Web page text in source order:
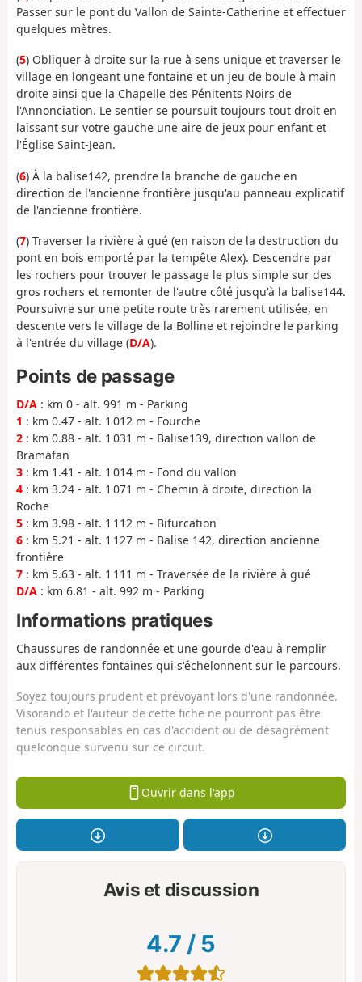
Passer sur le pont du Vallon de Sainte-Catherine et effectuer
quelques mètres.
(5) Obliquer à droite sur la rue à sens unique et traverser le
village en longeant une fontaine et un jeu de boule à main
droite ainsi que la Chapelle des Pénitents Noirs de
l'Annonciation. Le sentier se poursuit toujours tout droit en
laissant sur votre gauche une aire de jeux pour enfant et
l'Église Saint-Jean.
(6) À la balise142, prendre la branche de gauche en
direction de l'ancienne frontière jusqu'au panneau explicatif
de l'ancienne frontière.
(7) Traverser la rivière à gué (en raison de la destruction du
pont en bois emporté par la tempête Alex). Descendre par
les rochers pour trouver le passage le plus simple sur des
gros rochers et remonter de l'autre côté jusqu'à la balise144.
Poursuivre sur une petite route très rarement utilisée, en
descente vers le village de la Bolline et rejoindre le parking
à l'entrée du village (D/A).
Points de passage
D/A : km 0 - alt. 991 m - Parking
1 : km 0.47 - alt. 1 012 m - Fourche
2 : km 0.88 - alt. 1 031 m - Balise139, direction vallon de
Bramafan
3 : km 1.41 - alt. 1 014 m - Fond du vallon
4 : km 3.24 - alt. 1 071 m - Chemin à droite, direction la
Roche
5 : km 3.98 - alt. 1 112 m - Bifurcation
6 : km 5.21 - alt. 1 127 m - Balise 142, direction ancienne
frontière
7 : km 5.63 - alt. 1 111 m - Traversée de la rivière à gué
D/A : km 6.81 - alt. 992 m - Parking
Informations pratiques
Chaussures de randonnée et une gourde d'eau à remplir
aux différentes fontaines qui s'échelonnent sur le parcours.
Soyez toujours prudent et prévoyant lors d'une randonnée.
Visorando et l'auteur de cette fiche ne pourront pas être
tenus responsables en cas d'accident ou de désagrément
quelconque survenu sur ce circuit.
Ouvrir dans l'app
Avis et discussion
4.7 / 5